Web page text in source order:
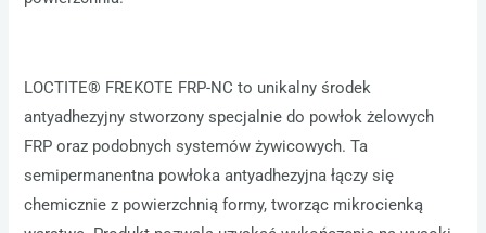
LOCTITE® FREKOTE FRP-NC to unikalny środek
antyadhezyjny stworzony specjalnie do powłok żelowych
FRP oraz podobnych systemów żywicowych. Ta
semipermanentna powłoka antyadhezyjna łączy się
chemicznie z powierzchnią formy, tworząc mikrocienką